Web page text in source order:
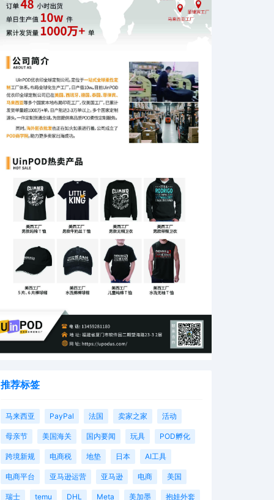
推荐标签
马来西亚 PayPal 法国 卖家之家 活动
母亲节 美国海关 国内要闻 玩具 POD孵化
跨境新规 电商税 地垫 日本 AI工具
电商平台 亚马逊运营 亚马逊 电商 美国
瑞士 temu DHL Meta 美加墨 抱娃外套